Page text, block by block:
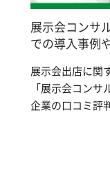
展示会コンサ
での導入事例
展示会出店に関
「展示会コン
企業の口コミ評